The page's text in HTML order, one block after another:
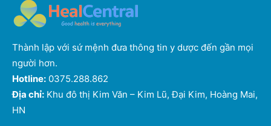
Thành lập với sứ mệnh đưa thông tin y dược đến gần mọi
người hơn.
Hotline: 0375.288.862
Địa chỉ: Khu đô thị Kim Văn – Kim Lũ, Đại Kim, Hoàng Mai,
HN